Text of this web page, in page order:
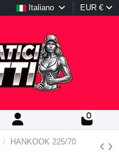
Italiano EUR €
0
HANKOOK 225/70